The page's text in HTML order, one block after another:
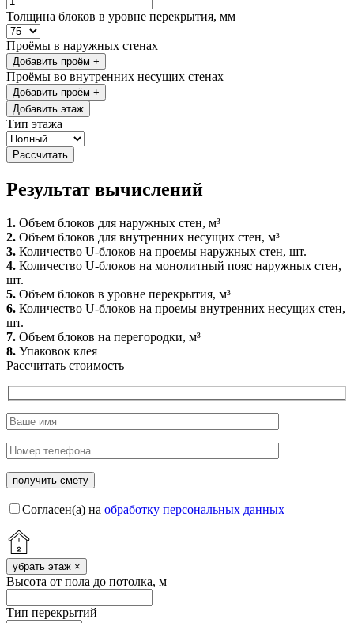
Толщина блоков в уровне перекрытия, мм
Проёмы в наружных стенах
Добавить проём +
Проёмы во внутренних несущих стенах
Добавить проём +
Добавить этаж
Тип этажа
Рассчитать
Результат вычислений
1. Объем блоков для наружных стен, м³
2. Объем блоков для внутренних несущих стен, м³
3. Количество U-блоков на проемы наружных стен, шт.
4. Количество U-блоков на монолитный пояс наружных стен,
шт.
5. Объем блоков в уровне перекрытия, м³
6. Количество U-блоков на проемы внутренних несущих стен,
шт.
7. Объем блоков на перегородки, м³
8. Упаковок клея
Рассчитать стоимость
Согласен(а) на обработку персональных данных
убрать этаж ×
Высота от пола до потолка, м
Тип перекрытий